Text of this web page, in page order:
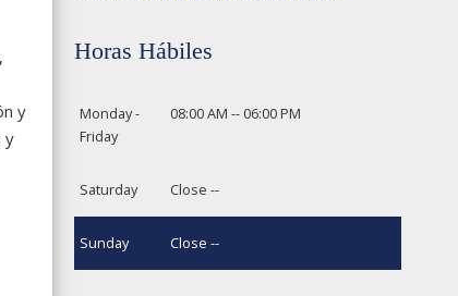
y
y
Horas Hábiles
Monday -
Friday
08:00 AM -- 06:00 PM
Saturday Close --
Sunday Close --